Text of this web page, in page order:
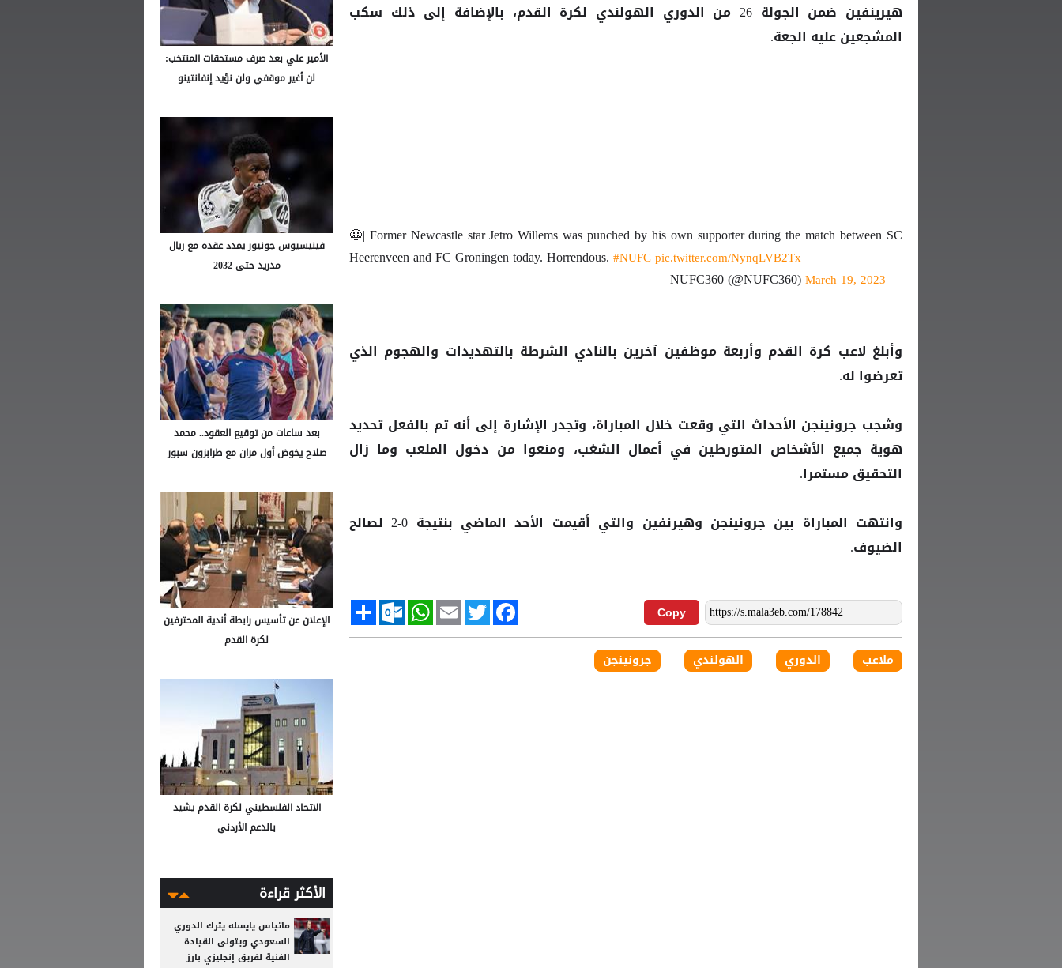
هيرينفين ضمن الجولة 26 من الدوري الهولندي لكرة القدم، بالإضافة إلى ذلك سكب
المشجعين عليه الجعة.
😬| Former Newcastle star Jetro Willems was punched by his own supporter during the match between SC
Heerenveen and FC Groningen today. Horrendous. #NUFCpic.twitter.com/NynqLVB2Tx
— NUFC360 (@NUFC360)
March 19, 2023
وأبلغ لاعب كرة القدم وأربعة موظفين آخرين بالنادي الشرطة بالتهديدات والهجوم الذي
تعرضوا له.
وشجب جرونينجن الأحداث التي وقعت خلال المباراة، وتجدر الإشارة إلى أنه تم بالفعل تحديد
هوية جميع الأشخاص المتورطين في أعمال الشغب، ومنعوا من دخول الملعب وما زال
التحقيق مستمرا.
وانتهت المباراة بين جرونينجن وهيرنفين والتي أقيمت الأحد الماضي بنتيجة 0-2 لصالح
الضيوف.
Copy
Facebook
Twitter
Email
WhatsApp
Outlook.com
Share
ملاعب الدوري الهولندي جرونينجن
الأمير علي بعد صرف مستحقات المنتخب:
لن أغير موقفي ولن نؤيد إنفانتينو
فينيسيوس جونيور يمدد عقده مع ريال
مدريد حتى 2032
بعد ساعات من توقيع العقود.. محمد
صلاح يخوض أول مران مع طرابزون سبور
الإعلان عن تأسيس رابطة أندية المحترفين
لكرة القدم
الاتحاد الفلسطيني لكرة القدم يشيد
بالدعم الأردني
الأكثر قراءة
ماتياس يايسله يترك الدوري
السعودي ويتولى القيادة
الفنية لفريق إنجليزي بارز